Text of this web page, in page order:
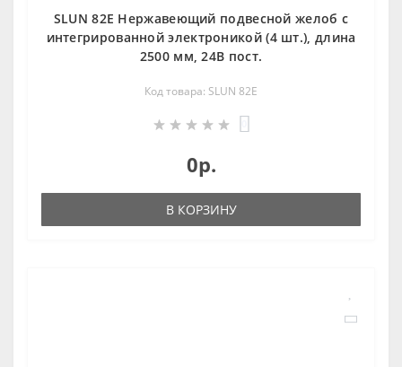
SLUN 82E Нержавеющий подвесной желоб с
интегрированной электроникой (4 шт.), длина
2500 мм, 24В пост.
Код товара: SLUN 82E
0р.
В КОРЗИНУ